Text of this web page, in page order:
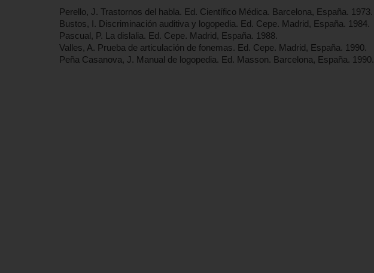
Perello, J. Trastornos del habla. Ed. Científico Médica. Barcelona, España. 1973.
Bustos, I. Discriminación auditiva y logopedia. Ed. Cepe. Madrid, España. 1984.
Pascual, P. La dislalia. Ed. Cepe. Madrid, España. 1988.
Valles, A. Prueba de articulación de fonemas. Ed. Cepe. Madrid, España. 1990.
Peña Casanova, J. Manual de logopedia. Ed. Masson. Barcelona, España. 1990.